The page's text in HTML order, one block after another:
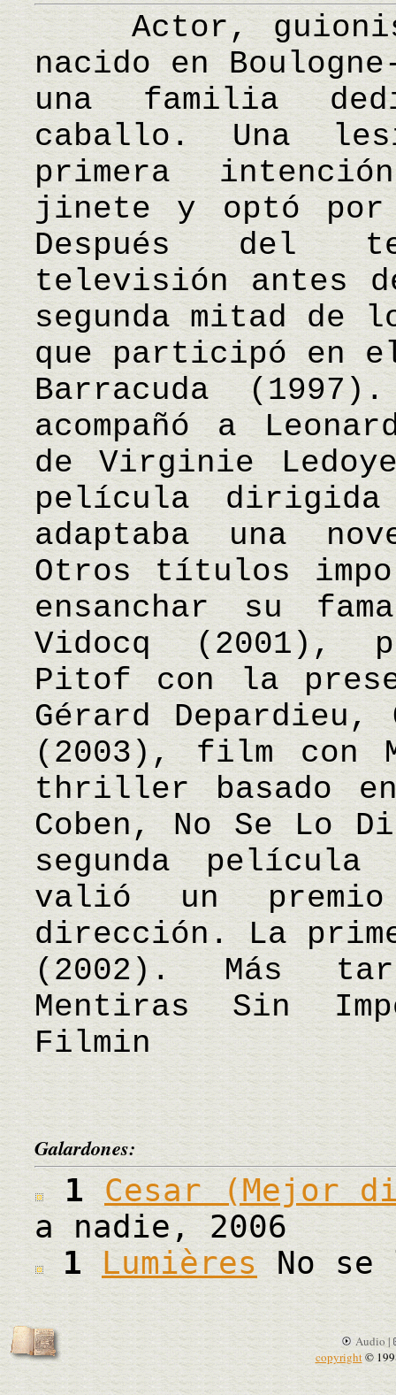
Actor,
nacido en
una familia
caballo. Una
primera
jinete y optó
Después del
televisión antes
segunda mitad de
que participó en
Barracuda
acompañó a
de Virginie
película dirigida
adaptaba una
Otros títulos
ensanchar su
Vidocq (2001),
Pitof con la
Gérard Depardieu,
(2003), film con
thriller basado
Coben, No Se Lo
segunda
valió un
dirección. La
(2002). Más
Mentiras Sin
Filmin
Galardones:
1Cesar (Mejor
a nadie, 2006
1Lumières No se
Audio |
copyright©